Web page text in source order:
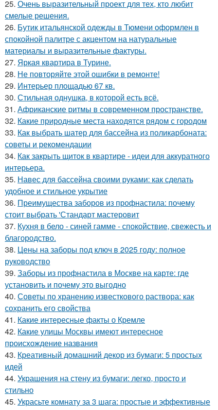
25. Очень выразительный проект для тех, кто любит
смелые решения.
26. Бутик итальянской одежды в Тюмени оформлен в
спокойной палитре с акцентом на натуральные
материалы и выразительные фактуры.
27. Яркая квартира в Турине.
28. Не повторяйте этой ошибки в ремонте!
29. Интерьер площадью 67 кв.
30. Стильная однушка, в которой есть всё.
31. Африканские ритмы в современном пространстве.
32. Какие природные места находятся рядом с городом
33. Как выбрать шатер для бассейна из поликарбоната:
советы и рекомендации
34. Как закрыть щиток в квартире - идеи для аккуратного
интерьера.
35. Навес для бассейна своими руками: как сделать
удобное и стильное укрытие
36. Преимущества заборов из профнастила: почему
стоит выбрать 'Стандарт мастеровит
37. Кухня в бело - синей гамме - спокойствие, свежесть и
благородство.
38. Цены на заборы под ключ в 2025 году: полное
руководство
39. Заборы из профнастила в Москве на карте: где
установить и почему это выгодно
40. Советы по хранению известкового раствора: как
сохранить его свойства
41. Какие интересные факты о Кремле
42. Какие улицы Москвы имеют интересное
происхождение названия
43. Креативный домашний декор из бумаги: 5 простых
идей
44. Украшения на стену из бумаги: легко, просто и
стильно
45. Украсьте комнату за 3 шага: простые и эффективные